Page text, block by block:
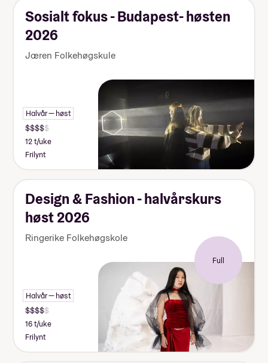
Sosialt fokus - Budapest- høsten
2026
Jæren Folkehøgskule
Halvår — høst
12 t/uke
Frilynt
Design & Fashion - halvårskurs
høst 2026
Ringerike Folkehøgskole
Full
Halvår — høst
16 t/uke
Frilynt